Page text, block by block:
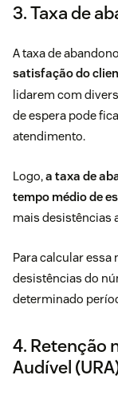
3. Taxa de
A taxa de
satisfação do
lidarem com
de espera pode
atendimento.
Logo,a taxa de
tempo médio de
mais desistências
Para calcular essa
desistências do
determinado
4. Retenção
Audível